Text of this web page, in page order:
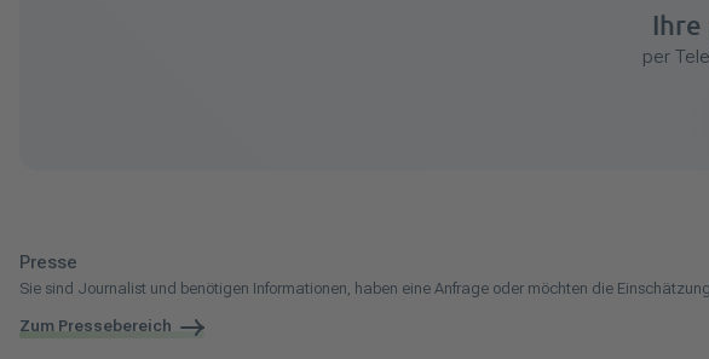
Ihre
per
Presse
Sie sind Journalist und benötigen Informationen, haben eine Anfrage oder möchten die
Zum Pressebereich